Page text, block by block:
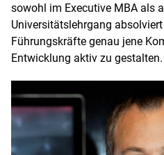
sowohl im Executive MBA als
Universitätslehrgang
Führungskräfte genau jene
Entwicklung aktiv zu gestalten.